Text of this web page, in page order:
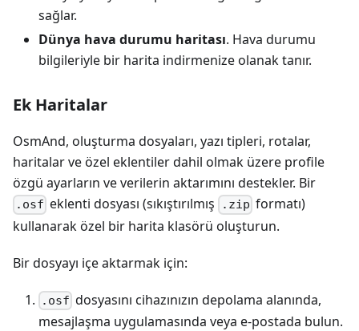
sağlar.
Dünya hava durumu haritası. Hava durumu
bilgileriyle bir harita indirmenize olanak tanır.
Ek Haritalar
OsmAnd, oluşturma dosyaları, yazı tipleri, rotalar,
haritalar ve özel eklentiler dahil olmak üzere profile
özgü ayarların ve verilerin aktarımını destekler. Bir
.osf eklenti dosyası (sıkıştırılmış .zip formatı)
kullanarak özel bir harita klasörü oluşturun.
Bir dosyayı içe aktarmak için:
.osf dosyasını cihazınızın depolama alanında,
mesajlaşma uygulamasında veya e-postada bulun.